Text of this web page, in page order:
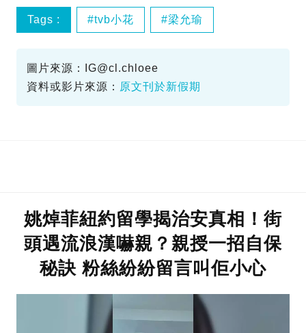
Tags : tvb小花 梁允瑜
圖片來源：IG@cl.chloee
資料或影片來源： 原文刊於新假期
姚焯菲紐約留學揭治安真相！街
頭遇流浪漢嚇親？親授一招自保
秘訣 粉絲紛紛留言叫佢小心